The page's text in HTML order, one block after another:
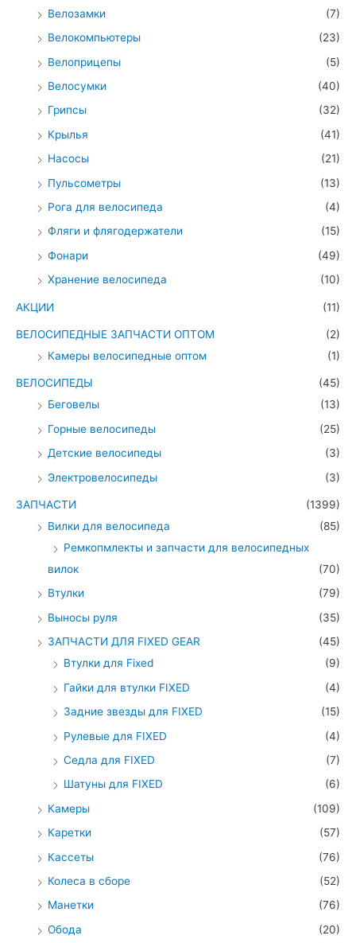
Велозамки
(7)
Велокомпьютеры
(23)
Велоприцепы
(5)
Велосумки
(40)
Грипсы
(32)
Крылья
(41)
Насосы
(21)
Пульсометры
(13)
Рога для велосипеда
(4)
Фляги и флягодержатели
(15)
Фонари
(49)
Хранение велосипеда
(10)
АКЦИИ (11)
ВЕЛОСИПЕДНЫЕ ЗАПЧАСТИ ОПТОМ
(2)
Камеры велосипедные оптом
(1)
ВЕЛОСИПЕДЫ
(45)
Беговелы
(13)
Горные велосипеды
(25)
Детские велосипеды
(3)
Электровелосипеды
(3)
ЗАПЧАСТИ
(1399)
Вилки для велосипеда
(85)
Ремкопмлекты и запчасти для велосипедных
вилок
(70)
Втулки
(79)
Выносы руля
(35)
ЗАПЧАСТИ ДЛЯ FIXED GEAR
(45)
Втулки для Fixed
(9)
Гайки для втулки FIXED
(4)
Задние звезды для FIXED
(15)
Рулевые для FIXED
(4)
Седла для FIXED
(7)
Шатуны для FIXED
(6)
Камеры
(109)
Каретки
(57)
Кассеты
(76)
Колеса в сборе
(52)
Манетки
(76)
Обода
(20)